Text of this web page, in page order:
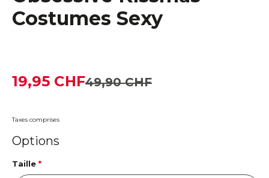
Costumes Sexy
49,90 CHF
19,95 CHF
Taxes comprises
Options
Taille *